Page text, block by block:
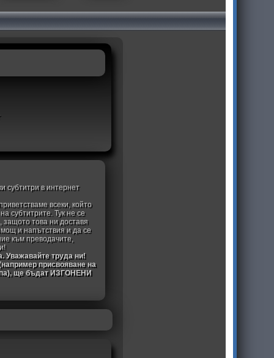
субтитри в интернет
всеки, който
субтитрите. Тук не се
, защото това ни доставя
и напътствия и да се
към преводачите,
Уважавайте труда ни!
присвояване на
ще бъдат ИЗГОНЕНИ